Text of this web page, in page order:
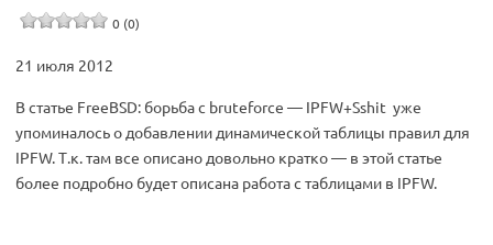
0 (0)
21 июля 2012
В статье FreeBSD: борьба с bruteforce — IPFW+Sshit уже
упоминалось о добавлении динамической таблицы правил для
IPFW. Т.к. там все описано довольно кратко — в этой статье
более подробно будет описана работа с таблицами в IPFW.